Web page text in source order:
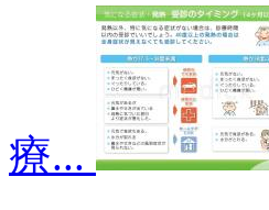
療...